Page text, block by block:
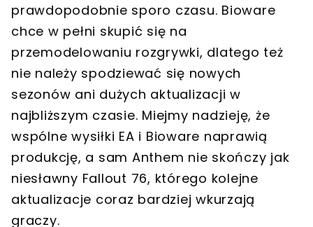
prawdopodobnie sporo czasu. Bioware
chce w pełni skupić się na
przemodelowaniu rozgrywki, dlatego też
nie należy spodziewać się nowych
sezonów ani dużych aktualizacji w
najbliższym czasie. Miejmy nadzieję, że
wspólne wysiłki EA i Bioware naprawią
produkcję, a sam Anthem nie skończy jak
niesławny Fallout 76, którego kolejne
aktualizacje coraz bardziej wkurzają
graczy.